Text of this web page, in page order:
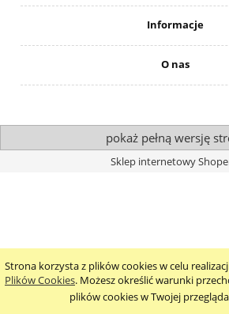
Strona korzysta z plików cookies w celu
Plików Cookies. Możesz określić warunki
plików cookies w Twojej
Informacje
O nas
pokaż pełną wersję
Sklep internetowy